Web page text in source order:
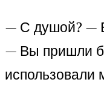
— С душой? —
— Вы пришли
использовали